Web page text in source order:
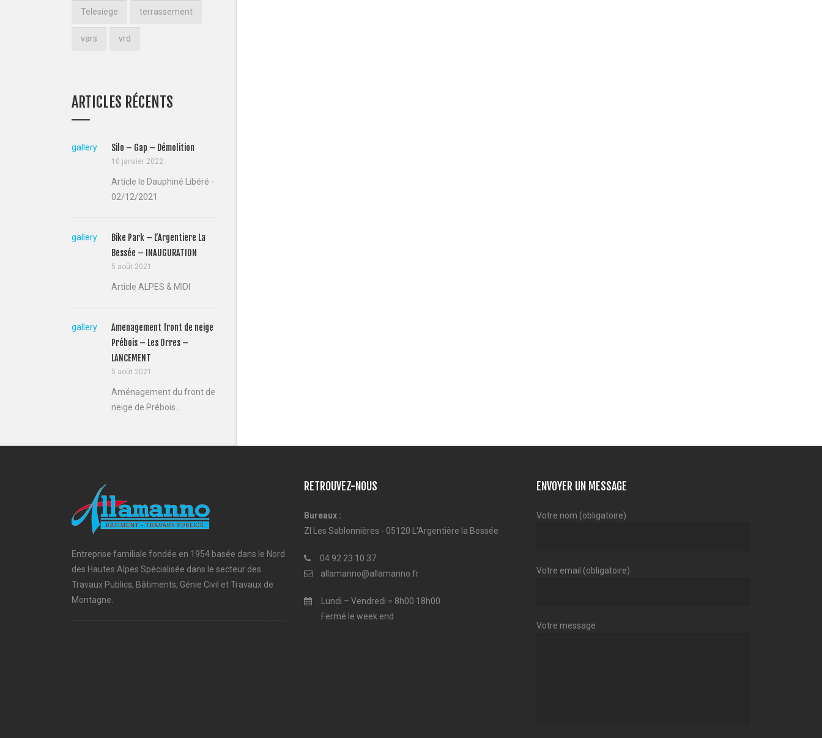
Telesiege terrassement
vars vrd
ARTICLES RÉCENTS
gallery Silo – Gap – Démolition
10 janvier 2022
Article le Dauphiné Libéré -
02/12/2021
gallery
Bike Park – L’Argentiere La
Bessée – INAUGURATION
5 août 2021
Article ALPES & MIDI
gallery
Amenagement front de neige
Prébois – Les Orres –
LANCEMENT
5 août 2021
Aménagement du front de
neige de Prébois...
Entreprise familiale fondée en 1954 basée dans le Nord
des Hautes Alpes Spécialisée dans le secteur des
Travaux Publics, Bâtiments, Génie Civil et Travaux de
Montagne.
RETROUVEZ-NOUS
Bureaux :
ZI Les Sablonnières - 05120 L'Argentière la Bessée
04 92 23 10 37
allamanno@allamanno.fr
Lundi – Vendredi = 8h00 18h00
Fermé le week end
ENVOYER UN MESSAGE
Votre nom (obligatoire)
Votre email (obligatoire)
Votre message